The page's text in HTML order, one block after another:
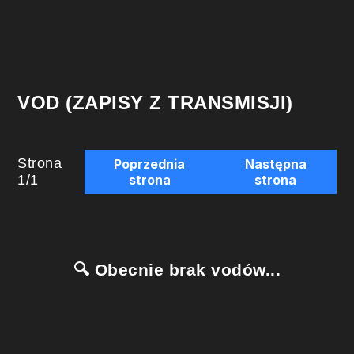
VOD (ZAPISY Z TRANSMISJI)
Strona
1/1
Poprzednia
strona
Następna
strona
🔍 Obecnie brak vodów...